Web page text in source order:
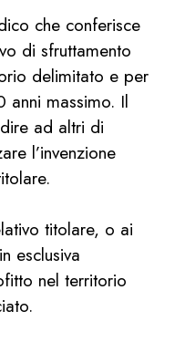
che conferisce
di sfruttamento
delimitato e per
massimo. Il
ad altri di
l’invenzione
titolare, o ai
esclusiva
nel territorio